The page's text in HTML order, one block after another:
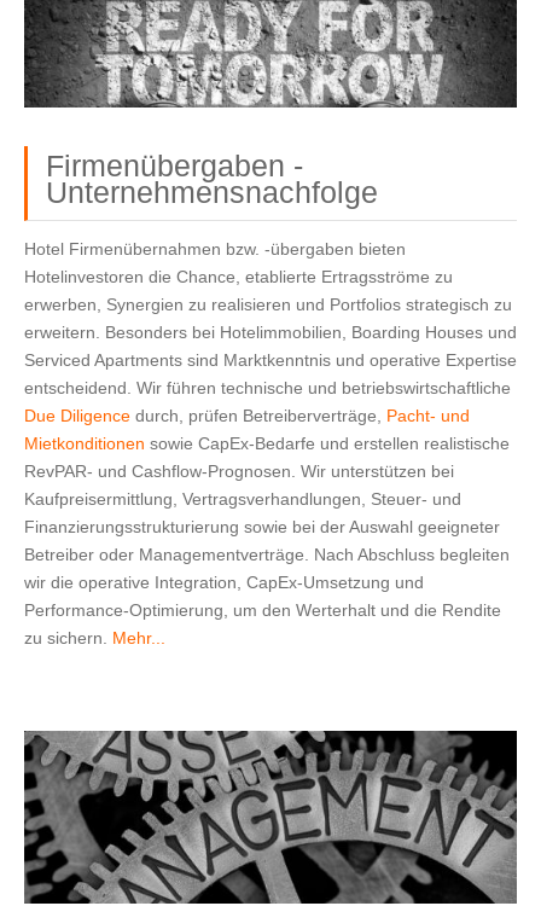
Firmenübergaben -
Unternehmensnachfolge
Hotel Firmenübernahmen bzw. -übergaben bieten
Hotelinvestoren die Chance, etablierte Ertragsströme zu
erwerben, Synergien zu realisieren und Portfolios strategisch zu
erweitern. Besonders bei Hotelimmobilien, Boarding Houses und
Serviced Apartments sind Marktkenntnis und operative Expertise
Due Diligence durch, prüfen Betreiberverträge, Pacht- und
Mietkonditionen sowie CapEx‑Bedarfe und erstellen realistische
RevPAR‑ und Cashflow‑Prognosen. Wir unterstützen bei
Kaufpreisermittlung, Vertragsverhandlungen, Steuer‑ und
Finanzierungsstrukturierung sowie bei der Auswahl geeigneter
Betreiber oder Managementverträge. Nach Abschluss begleiten
wir die operative Integration, CapEx‑Umsetzung und
Performance‑Optimierung, um den Werterhalt und die Rendite
zu sichern. Mehr...